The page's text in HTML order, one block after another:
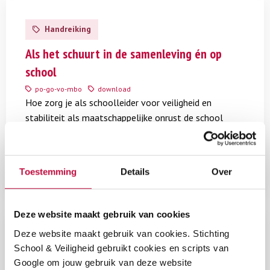
Toestemming Details Over
Deze website maakt gebruik van cookies
Deze website maakt gebruik van cookies. Stichting
School & Veiligheid gebruikt cookies en scripts van
Google om jouw gebruik van deze website
sociaal veilige school betekent dat iedereen zijn
mening moet kunnen inbrengen. Alle opvattingen
daarover – mits netjes geformuleerd, kunnen worden
uitgesproken, ook die je wellicht zelf verwerpelijk vindt.
Als docent bewaak je dat de verschillende
perspectieven op besproken thema’s voldoende aan het
licht komen, of leerlingen ze nu inbrengen of niet. Dat
kan over lesstof gaan of over zaken die leerlingen
Wat voor de één veilig is, brengt voor de ander soms
onveiligheid mee. Dat maakt dat de veiligheid die je
biedt voor de ene leerling om zich uit te spreken, soms
meer
schuurt
samenleving
school
Handreiking
Als het schuurt in de samenleving én op
school
po-go-vo-mbo download
Hoe zorg je als schoolleider voor veiligheid en
stabiliteit als maatschappelijke onrust de school
binnenkomt? Deze gratis handreiking helpt je daarbij.
Lees
meer
over
Wat
Artikel
Wat is polarisatie?